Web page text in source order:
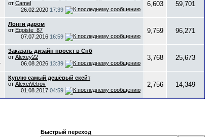
от Camel
26.02.2020 17:39
6,603 59,701
Лонги даром
от Egoiste_87
07.07.2016 16:59
9,759 96,271
Заказать дизайн проект в Спб
от Alexey22
06.08.2026 13:39
3,768 25,673
Куплю самый дешёвый скейт
от AlexeiVetrov
01.08.2017 04:59
2,756 14,349
Быстрый переход